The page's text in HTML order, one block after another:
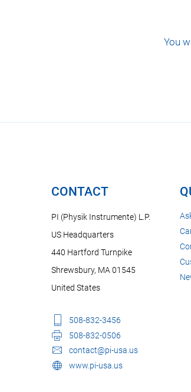
You
CONTACT
PI (Physik Instrumente) L.P.
US Headquarters
440 Hartford Turnpike
Shrewsbury, MA 01545
United States
508-832-3456
508-832-0506
contact@pi-usa.us
www.pi-usa.us